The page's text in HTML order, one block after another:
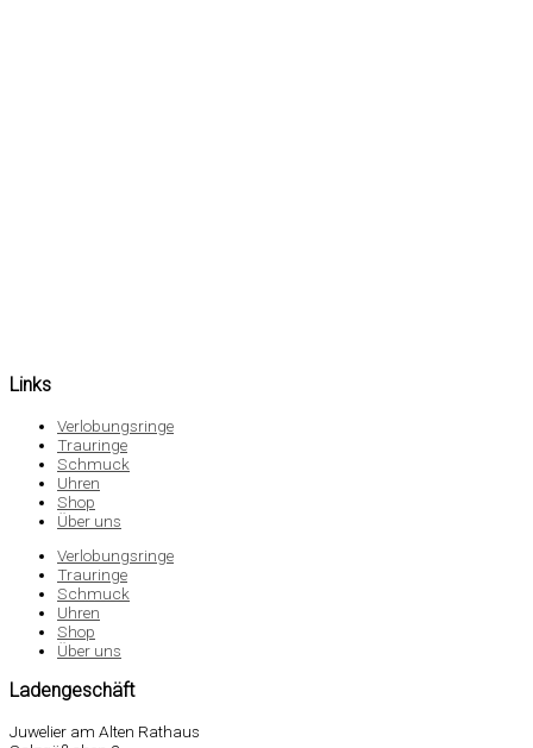
Links
Verlobungsringe
Trauringe
Schmuck
Uhren
Shop
Über uns
Verlobungsringe
Trauringe
Schmuck
Uhren
Shop
Über uns
Ladengeschäft
Juwelier am Alten Rathaus